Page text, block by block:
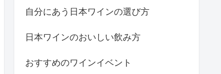
自分にあう日本ワインの選び方
日本ワインのおいしい飲み方
おすすめのワインイベント